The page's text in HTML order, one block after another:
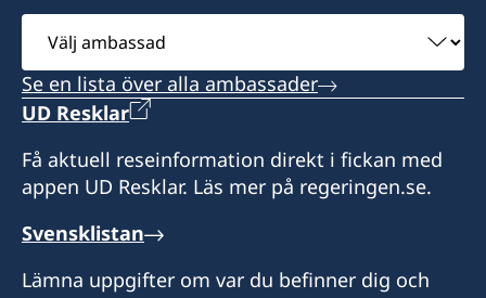
Måndag - fredag, 08.00 - 16.00
Honorärkonsul
Damian Whitchurch-Aird
Välj
ambassad
Se en lista över alla ambassader
UD Resklar
Få aktuell reseinformation direkt i fickan med
appen UD Resklar. Läs mer på regeringen.se.
Svensklistan
Lämna uppgifter om var du befinner dig och